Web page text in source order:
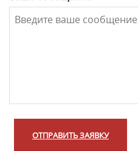
ОТПРАВИТЬ ЗАЯВКУ